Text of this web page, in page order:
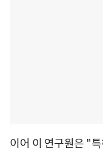
이어 이 연구원은 "